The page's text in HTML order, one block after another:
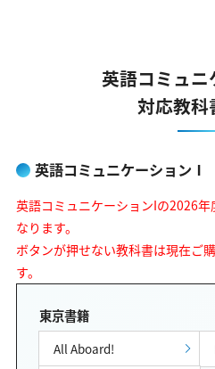
英語コミュ
対応教科
英語コミュニケーションⅠ
英語コミュニケーションIの2026
なります。
ボタンが押せない教科書は現在ご
す。
東京書籍
All Aboard!